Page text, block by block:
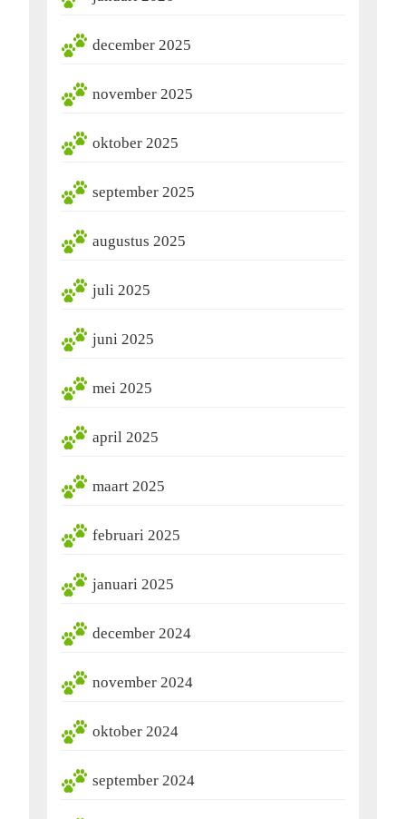
december 2025
november 2025
oktober 2025
september 2025
augustus 2025
juli 2025
juni 2025
mei 2025
april 2025
maart 2025
februari 2025
januari 2025
december 2024
november 2024
oktober 2024
september 2024